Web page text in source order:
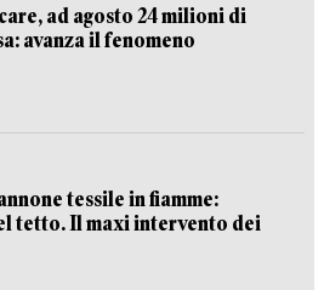
ad agosto 24 milioni di
avanza il fenomeno
tessile in fiamme:
tetto. Il maxi intervento dei